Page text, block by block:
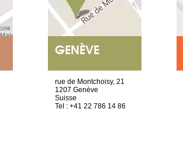
GENÈVE
rue de Montchoisy, 21
1207 Genève
Suisse
Tel : +41 22 786 14 86